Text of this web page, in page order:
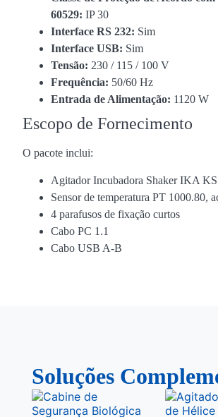
60529: IP 30
Interface RS 232: Sim
Interface USB: Sim
Tensão: 230 / 115 / 100 V
Frequência: 50/60 Hz
Entrada de Alimentação: 1120 W
Escopo de Fornecimento
O pacote inclui:
Agitador Incubadora Shaker IKA
Sensor de temperatura PT 1000.80,
4 parafusos de fixação curtos
Cabo PC 1.1
Cabo USB A-B
Soluções